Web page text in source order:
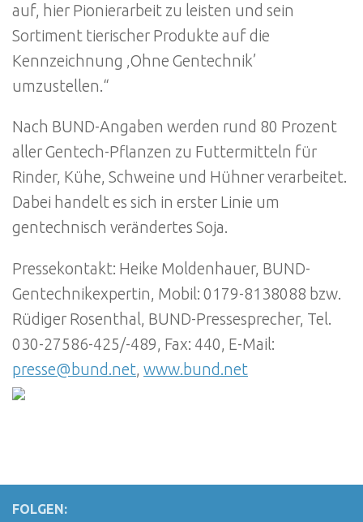
auf, hier Pionierarbeit zu leisten und sein
Sortiment tierischer Produkte auf die
Kennzeichnung ‚Ohne Gentechnik’
umzustellen.“
Nach BUND-Angaben werden rund 80 Prozent
aller Gentech-Pflanzen zu Futtermitteln für
Rinder, Kühe, Schweine und Hühner verarbeitet.
Dabei handelt es sich in erster Linie um
gentechnisch verändertes Soja.
Pressekontakt: Heike Moldenhauer, BUND-
Gentechnikexpertin, Mobil: 0179-8138088 bzw.
Rüdiger Rosenthal, BUND-Pressesprecher, Tel.
030-27586-425/-489, Fax: 440, E-Mail:
presse@bund.net, www.bund.net
FOLGEN: